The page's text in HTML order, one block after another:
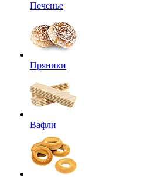
Печенье
Пряники
Вафли